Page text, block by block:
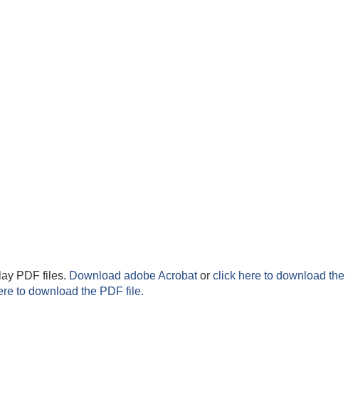
PDF files. Download adobe Acrobator click here to download the
to download the PDF file.